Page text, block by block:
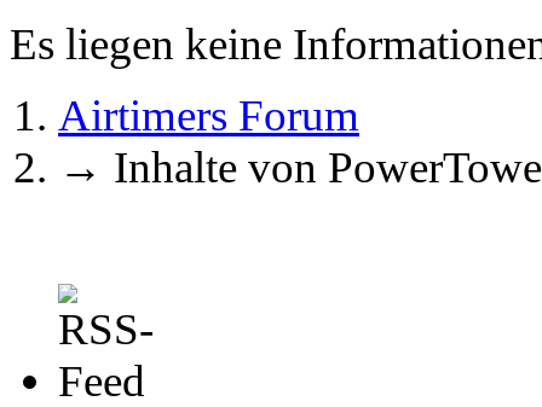
Es liegen keine
Airtimers Forum
→ Inhalte von